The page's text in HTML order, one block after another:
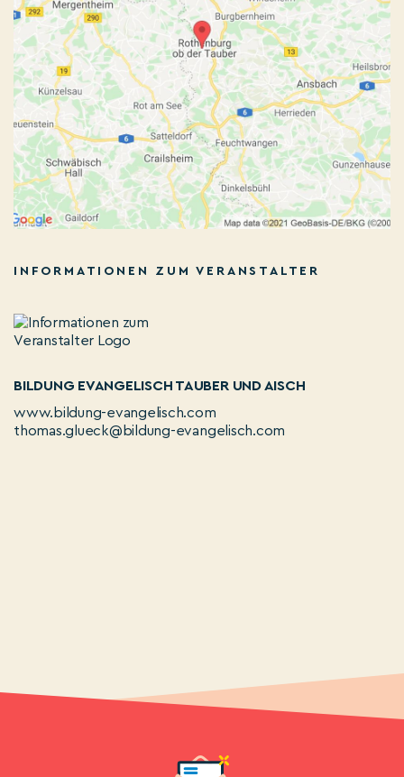
INFORMATIONEN ZUM VERANSTALTER
BILDUNG EVANGELISCH TAUBER UND AISCH
www.bildung-evangelisch.com
thomas.glueck@bildung-evangelisch.com